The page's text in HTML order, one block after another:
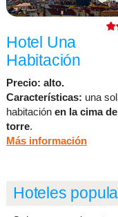
Hotel Una
Habitación
Precio: alto.
Características: una
habitación en la cima
torre.
Más información
Hoteles